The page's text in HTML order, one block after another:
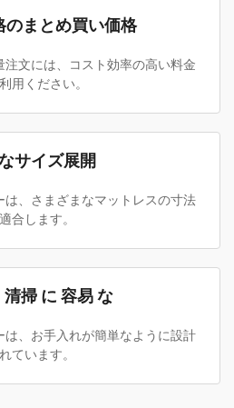
のまとめ買い価格
注文には、コスト効率の高い料金
用ください。
サイズ展開
は、さまざまなマットレスの寸法
合します。
清掃 に 容易 な
は、お手入れが簡単なように設計
ています。